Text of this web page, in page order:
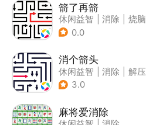
箭了再箭
休闲益智 消除
烧脑
| 清新
0.0
消个箭头
休闲益智 消除
解压
| 清新
3.0
麻将爱消除